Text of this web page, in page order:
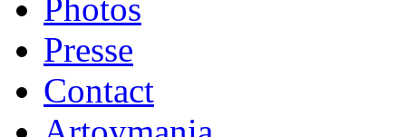
Photos
Presse
Contact